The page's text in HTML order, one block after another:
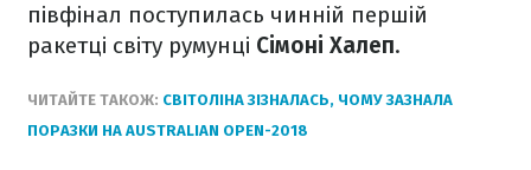
півфінал поступилась чинній першій
ракетці світу румунці Сімоні Халеп.
ЧИТАЙТЕ ТАКОЖ: СВІТОЛІНА ЗІЗНАЛАСЬ, ЧОМУ ЗАЗНАЛА
ПОРАЗКИ НА AUSTRALIAN OPEN-2018